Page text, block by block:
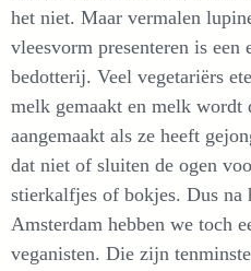
het niet. Maar vermalen
vleesvorm presenteren is een
bedotterij. Veel vegetariërs
melk gemaakt en melk wordt
aangemaakt als ze heeft
dat niet of sluiten de ogen
stierkalfjes of bokjes. Dus na
Amsterdam hebben we toch
veganisten. Die zijn